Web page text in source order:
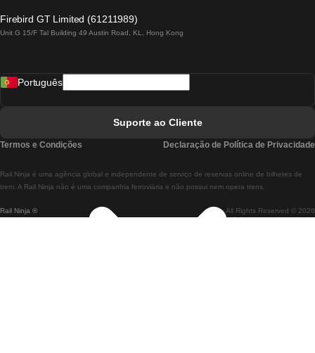
Comboios De Lisboa A Madrid
Comboios De Lisboa A Braga
Comboios De Braga A Lisboa
Firebird GT Limited (61211989)
Unit G 15/F Tal Building 49 Austin Road, KL, Hong Kong
Rail Ninja ® All Rights Reserved © 2026
Rail.Ninja é uma agência global e independente de serviço de reservas online de bilhetes de
trem. A Rail Ninja não é uma companhia ferroviária e não possui nem opera trens.
Português
Suporte ao Cliente
Termos e Condições Declaração de Política de Privacidade